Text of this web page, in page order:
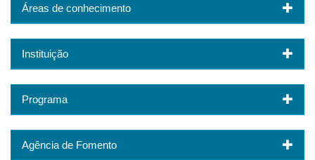
Áreas de conhecimento
Instituição
Programa
Agência de Fomento